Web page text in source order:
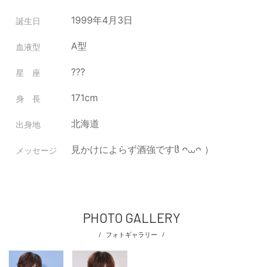
誕生日 1999年4月3日
血液型 A型
星 座 ???
身 長 171cm
出身地 北海道
メッセージ 見かけによらず酒強ですჱ̒ ᴖ⩊ᴖ ）‪ ‪
PHOTO GALLERY
フォトギャラリー